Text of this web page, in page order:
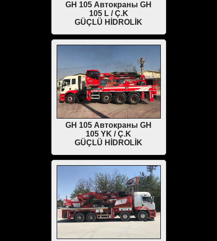
GH 105 Автокраны GH
105 L / Ç.K
GÜÇLÜ HİDROLİK
GH 105 Автокраны GH
105 YK / Ç.K
GÜÇLÜ HİDROLİK